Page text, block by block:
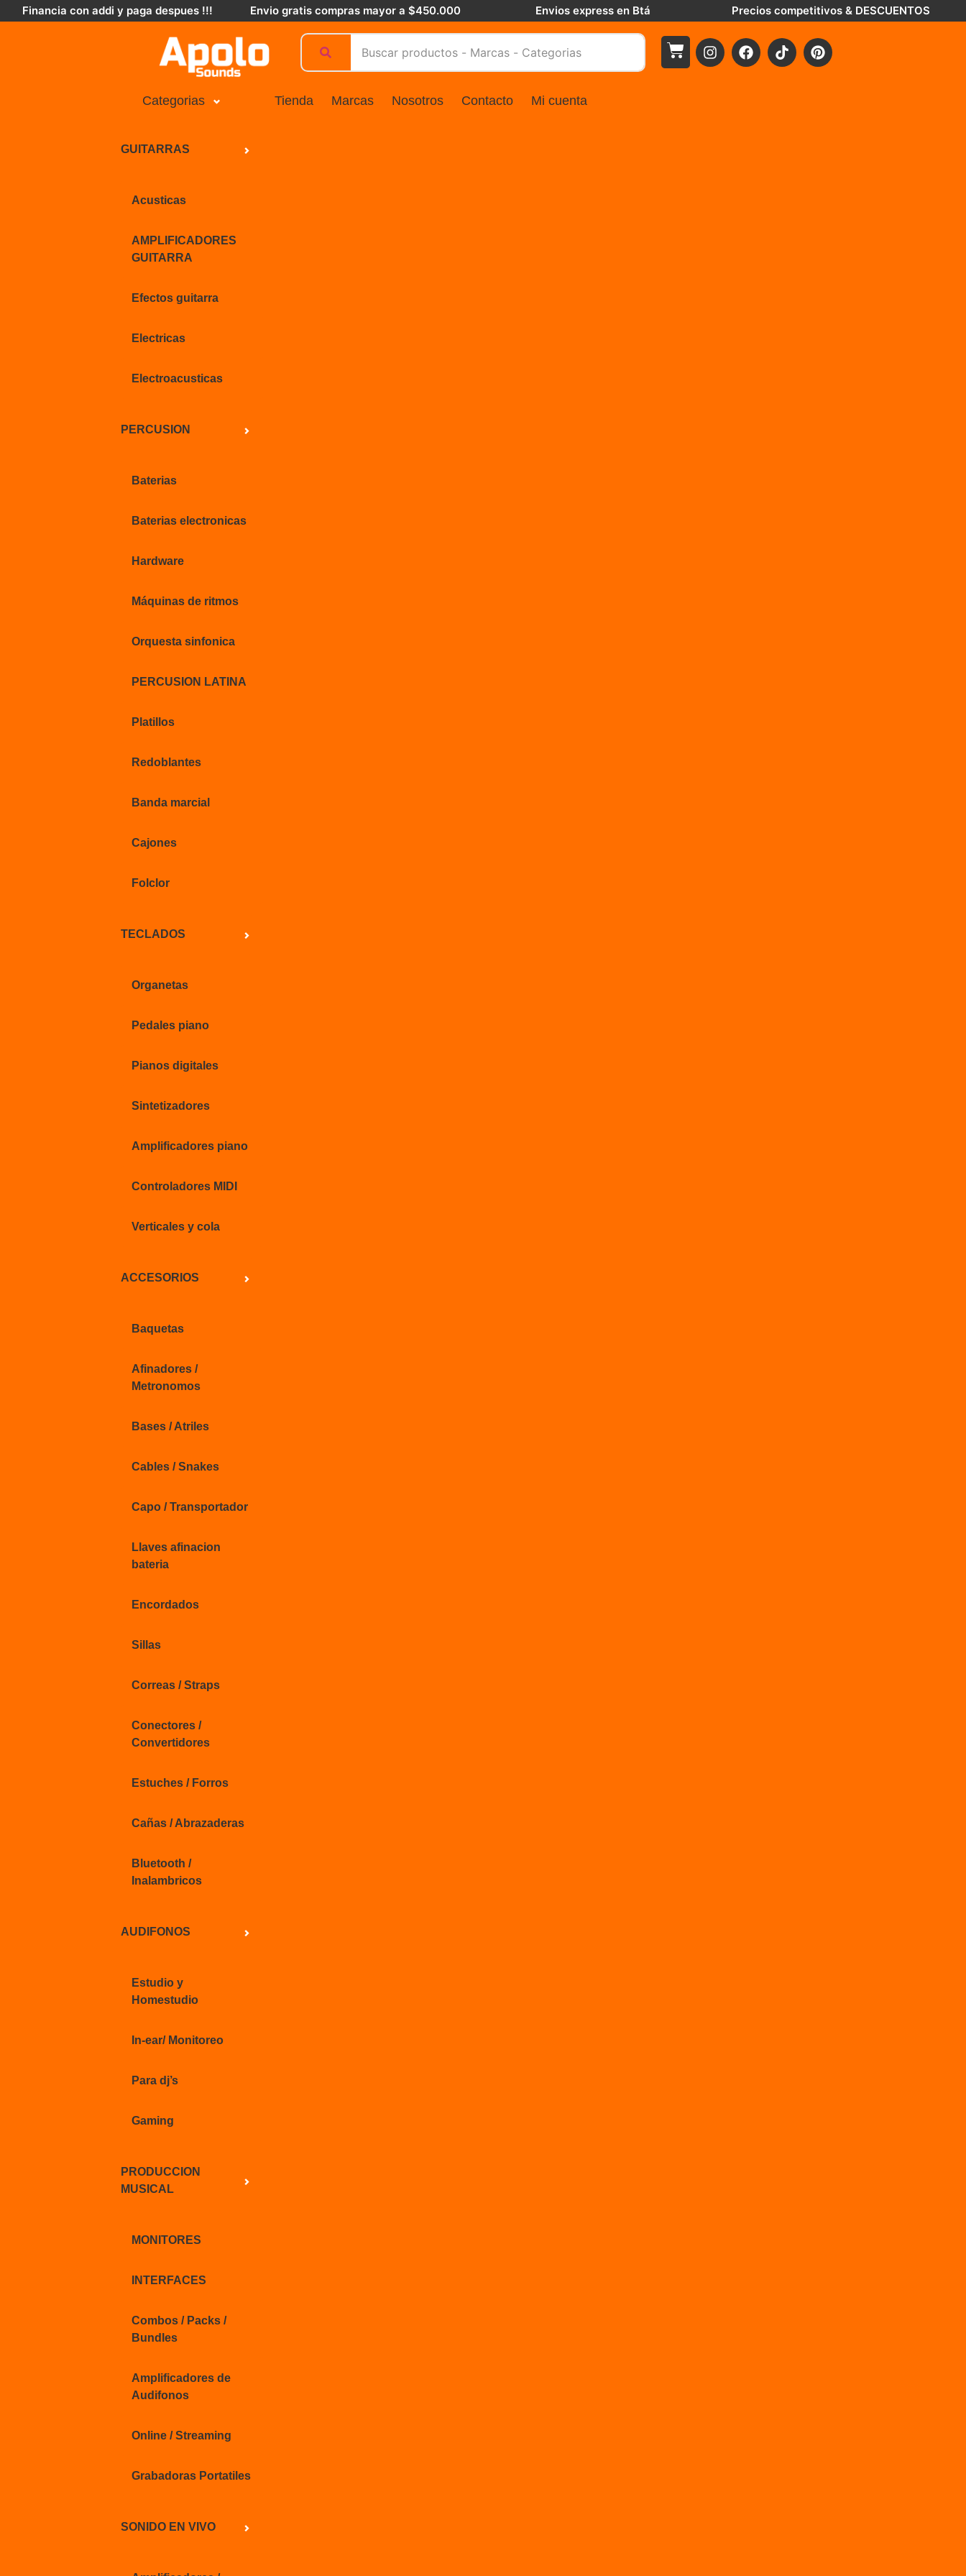
Financia con addi y paga despues !!! Envio gratis compras mayor a $450.000 Envios express en Btá Precios competitivos & DESCUENTOS
Categorias
GUITARRAS
Acusticas
AMPLIFICADORES
GUITARRA
Efectos guitarra
Electricas
Electroacusticas
PERCUSION
Baterias
Baterias electronicas
Hardware
Máquinas de ritmos
Orquesta sinfonica
PERCUSION LATINA
Platillos
Redoblantes
Banda marcial
Cajones
Folclor
TECLADOS
Organetas
Pedales piano
Pianos digitales
Sintetizadores
Amplificadores piano
Controladores MIDI
Verticales y cola
ACCESORIOS
Baquetas
Afinadores /
Metronomos
Bases / Atriles
Cables / Snakes
Capo / Transportador
Llaves afinacion
bateria
Encordados
Sillas
Correas / Straps
Conectores /
Convertidores
Estuches / Forros
Cañas / Abrazaderas
Bluetooth /
Inalambricos
AUDIFONOS
Estudio y
Homestudio
In-ear/ Monitoreo
Para dj’s
Gaming
PRODUCCION
MUSICAL
MONITORES
INTERFACES
Combos / Packs /
Bundles
Amplificadores de
Audifonos
Online / Streaming
Grabadoras Portatiles
SONIDO EN VIVO
Tienda Marcas Nosotros Contacto Mi cuenta